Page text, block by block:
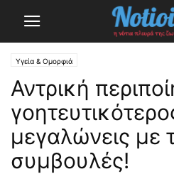
Υγεία & Ομορφιά
Αντρική
μεγαλώνεις με
συμβουλές!